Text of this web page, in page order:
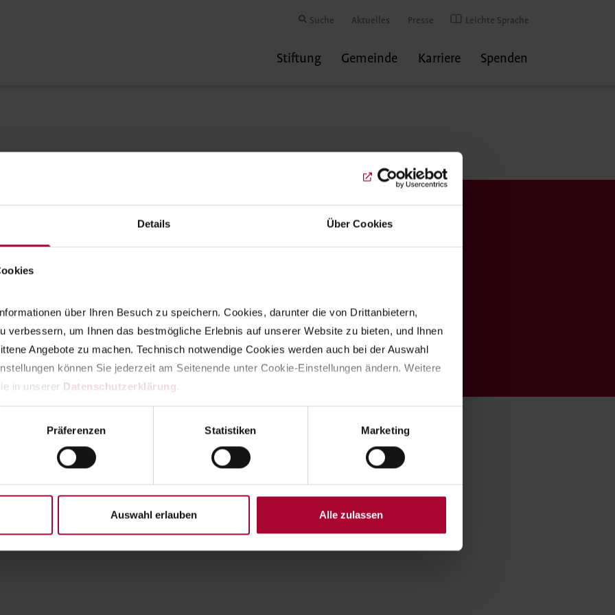
Details Über Cookies
über Ihren Besuch zu speichern. Cookies, darunter die von Drittanbietern,
verbessern, um Ihnen das bestmögliche Erlebnis auf unserer Website zu bieten, und Ihnen
Angebote zu machen. Technisch notwendige Cookies werden auch bei der Auswahl
können Sie jederzeit am Seitenende unter Cookie-Einstellungen ändern. Weitere
in unserer Datenschutzerklärung
Präferenzen Statistiken Marketing
Auswahl erlauben Alle zulassen
Suche Aktuelles Presse Leichte Sprache
Stiftung Gemeinde Karriere Spenden
Spendenkonto
Evangelische Bank eG
Jetzt spenden